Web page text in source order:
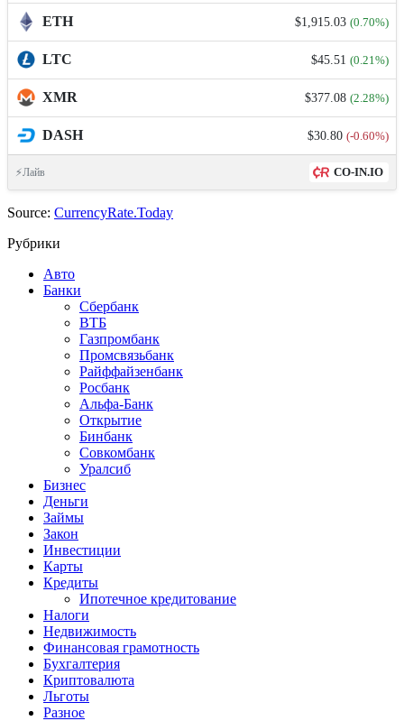
ETH $1,915.03 (0.70%)
LTC $45.51 (0.21%)
XMR $377.08 (2.28%)
DASH $30.80 (-0.60%)
⚡Лайв CO-IN.IO
Source: CurrencyRate.Today
Рубрики
Авто
Банки
Сбербанк
ВТБ
Газпромбанк
Промсвязьбанк
Райффайзенбанк
Росбанк
Альфа-Банк
Открытие
Бинбанк
Совкомбанк
Уралсиб
Бизнес
Деньги
Займы
Закон
Инвестиции
Карты
Кредиты
Ипотечное кредитование
Налоги
Недвижимость
Финансовая грамотность
Бухгалтерия
Криптовалюта
Льготы
Разное